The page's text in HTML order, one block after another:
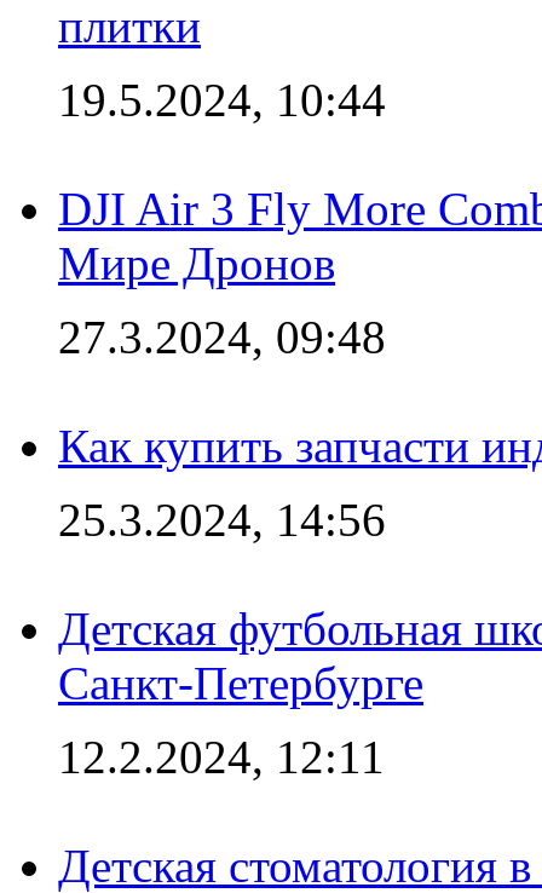
плитки
19.5.2024, 10:44
DJI Air 3 Fly More
Мире Дронов
27.3.2024, 09:48
Как купить запчасти
25.3.2024, 14:56
Детская футбольная
Санкт-Петербурге
12.2.2024, 12:11
Детская стоматология